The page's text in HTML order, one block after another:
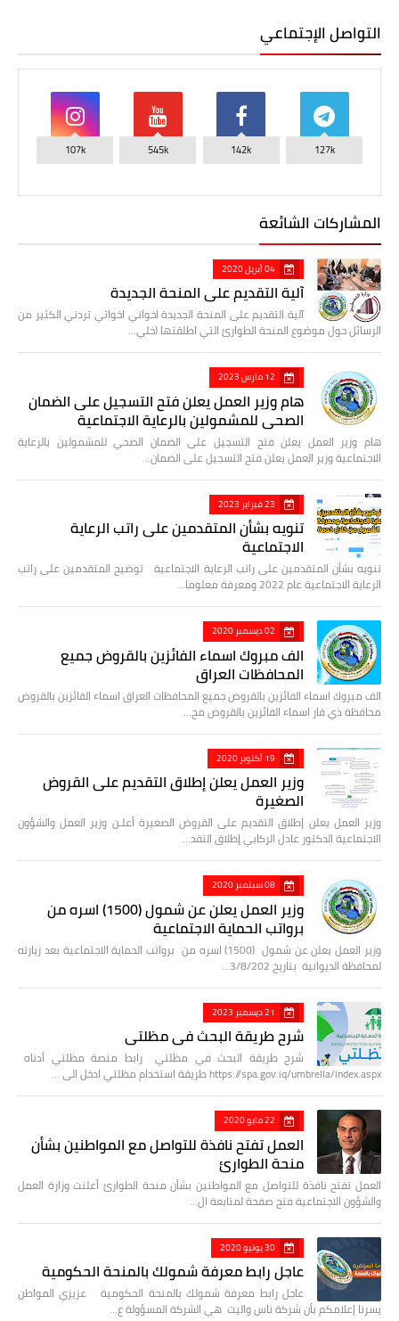
التواصل الإجتماعي
127k
142k
545k
107k
المشاركات الشائعة
04 أبريل 2020
آلية التقديم على المنحة الجديدة
آلية التقديم على المنحة الجديدة اخواني اخواتي تردني الكثير من
الرسائل حول موضوع المنحة الطوارئ التي اطلقتها (خلي…
12 مارس 2023
هام وزير العمل يعلن فتح التسجيل على الضمان
الصحي للمشمولين بالرعاية الاجتماعية
هام وزير العمل يعلن فتح التسجيل على الضمان الصحي للمشمولين بالرعاية
الاجتماعية وزير العمل يعلن فتح التسجيل على الضمان…
23 فبراير 2023
تنويه بشأن المتقدمين على راتب الرعاية
الاجتماعية
تنويه بشأن المتقدمين على راتب الرعاية الاجتماعية توضيح المتقدمين على راتب
الرعاية الاجتماعية عام 2022 ومعرفة معلوما…
02 ديسمبر 2020
الف مبروك اسماء الفائزين بالقروض جميع
المحافظات العراق
الف مبروك اسماء الفائزين بالقروض جميع المحافظات العراق اسماء الفائزين بالقروض
محافظة ذي قار اسماء الفائزين بالقروض مح…
19 أكتوبر 2020
وزير العمل يعلن إطلاق التقديم على القروض
الصغيرة
وزير العمل يعلن إطلاق التقديم على القروض الصغيرة أعلـن وزير العمل والشؤون
الاجتماعية الدكتور عادل الركابي إطلاق التقد…
08 سبتمبر 2020
وزير العمل يعلن عن شمول (1500) اسره من
برواتب الحماية الاجتماعية
وزير العمل يعلن عن شمول (1500) اسره من برواتب الحماية الاجتماعية بعد زيارته
لمحافظة الديوانية بتاريخ 3/8/202…
21 ديسمبر 2023
شرح طريقة البحث في مظلتي
شرح طريقة البحث في مظلتي رابط منصة مظلتي أدناه
https://spa.gov.iq/umbrella/index.aspx طريقة استخدام مظلتي ادخل الى …
22 مايو 2020
العمل تفتح نافذة للتواصل مع المواطنين بشأن
منحة الطوارئ
العمل تفتح نافذة للتواصل مع المواطنين بشأن منحة الطوارئ أعلنت وزارة العمل
والشؤون الاجتماعية فتح صفحة لمتابعة ال…
30 يونيو 2020
عاجل رابط معرفة شمولك بالمنحة الحكومية
عاجل رابط معرفة شمولك بالمنحة الحكومية عزيزي المواطن
يسرنا إعلامكم بأن شركة ناس واليت هي الشركة المسؤولة ع…